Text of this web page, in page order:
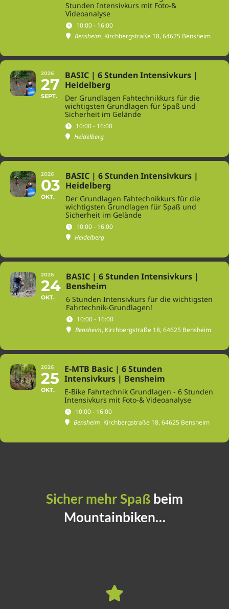
Stunden Intensivkurs mit Foto-&
Videoanalyse
10:00 - 16:00
Bensheim, Kirchbergstraße 18, 64625 Bensheim
2026
27
SEPT.
BASIC | 6 Stunden Intensivkurs |
Heidelberg
Der Grundlagen Fahtechnikkurs für die
wichtigsten Grundlagen für Spaß und
Sicherheit im Gelände
10:00 - 16:00
Heidelberg
2026
03
OKT.
BASIC | 6 Stunden Intensivkurs |
Heidelberg
Der Grundlagen Fahtechnikkurs für die
wichtigsten Grundlagen für Spaß und
Sicherheit im Gelände
10:00 - 16:00
Heidelberg
2026
24
OKT.
BASIC | 6 Stunden Intensivkurs |
Bensheim
6 Stunden Intensivkurs für die wichtigsten
Fahrtechnik-Grundlagen!
10:00 - 16:00
Bensheim, Kirchbergstraße 18, 64625 Bensheim
2026
25
OKT.
E-MTB Basic | 6 Stunden
Intensivkurs | Bensheim
E-Bike Fahrtechnik Grundlagen - 6 Stunden
Intensivkurs mit Foto-& Videoanalyse
10:00 - 16:00
Bensheim, Kirchbergstraße 18, 64625 Bensheim
Sicher mehr Spaß beim
Mountainbiken…